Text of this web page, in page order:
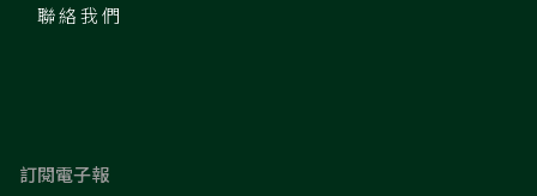
聯絡我們
訂閱電子報